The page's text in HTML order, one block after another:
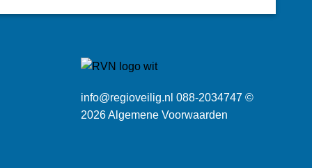
info@regioveilig.nl 088-2034747 ©
2026Algemene Voorwaarden